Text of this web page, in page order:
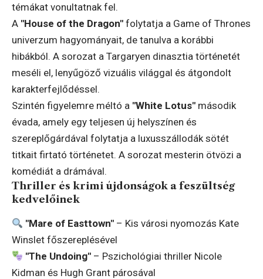
témákat vonultatnak fel.
A "House of the Dragon" folytatja a Game of Thrones
univerzum hagyományait, de tanulva a korábbi
hibákból. A sorozat a Targaryen dinasztia történetét
meséli el, lenyűgöző vizuális világgal és átgondolt
karakterfejlődéssel.
Szintén figyelemre méltó a "White Lotus" második
évada, amely egy teljesen új helyszínen és
szereplőgárdával folytatja a luxusszállodák sötét
titkait firtató történetet. A sorozat mesterin ötvözi a
komédiát a drámával.
Thriller és krimi újdonságok a feszültség
kedvelőinek
"Mare of Easttown" – Kis városi nyomozás Kate
Winslet főszereplésével
"The Undoing" – Pszichológiai thriller Nicole
Kidman és Hugh Grant párosával